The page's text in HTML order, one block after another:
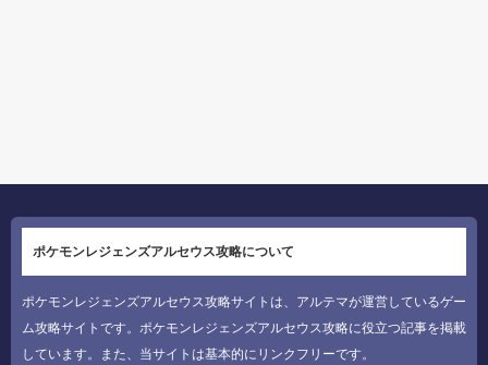
ポケモンレジェンズアルセウス攻略について
ポケモンレジェンズアルセウス攻略サイトは、アルテマが運営しているゲー
ム攻略サイトです。ポケモンレジェンズアルセウス攻略に役立つ記事を掲載
しています。また、当サイトは基本的にリンクフリーです。